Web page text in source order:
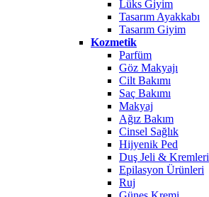
Lüks Giyim
Tasarım Ayakkabı
Tasarım Giyim
Kozmetik
Parfüm
Göz Makyajı
Cilt Bakımı
Saç Bakımı
Makyaj
Ağız Bakım
Cinsel Sağlık
Hijyenik Ped
Duş Jeli & Kremleri
Epilasyon Ürünleri
Ruj